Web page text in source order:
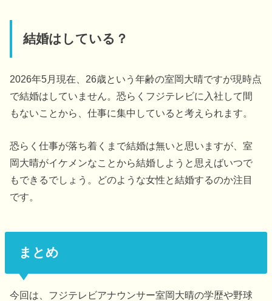
結婚はしている？
2026年5月現在、26歳という年齢の室岡大晴ですが現時点
で結婚はしていません。恐らくフジテレビに入社して間
もないことから、仕事に集中していると考えられます。
恐らく仕事が落ち着くまで結婚は無いと思いますが、室
岡大晴がイケメンなことから結婚しようと思えばいつで
もできるでしょう。どのような女性と結婚するのか注目
です。
まとめ
今回は、フジテレビアナウンサー室岡大晴の学歴や野球